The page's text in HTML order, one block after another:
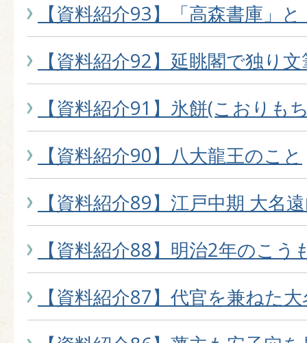
【資料紹介93】「高森書庫」
【資料紹介92】延眺閣で独り
【資料紹介91】氷餅(こおりも
【資料紹介90】八大龍王のこと
【資料紹介89】江戸中期 大名
【資料紹介88】明治2年のこう
【資料紹介87】代官を兼ねた